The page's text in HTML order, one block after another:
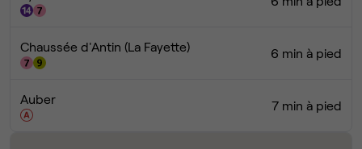
Chaussée d'Antin (La Fayette) 6 min à pied
Auber 7 min à pied